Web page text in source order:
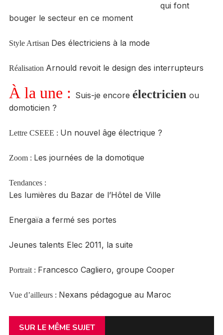
qui font
bouger le secteur en ce moment
Style Artisan Des électriciens à la mode
Réalisation Arnould revoit le design des interrupteurs
À la une : Suis-je encore électricien ou
domoticien ?
Lettre CSEEE : Un nouvel âge électrique ?
Zoom : Les journées de la domotique
Tendances :
Les lumières du Bazar de l’Hôtel de Ville
Energaïa a fermé ses portes
Jeunes talents Elec 2011, la suite
Portrait : Francesco Cagliero, groupe Cooper
Vue d’ailleurs : Nexans pédagogue au Maroc
SUR LE MÊME SUJET